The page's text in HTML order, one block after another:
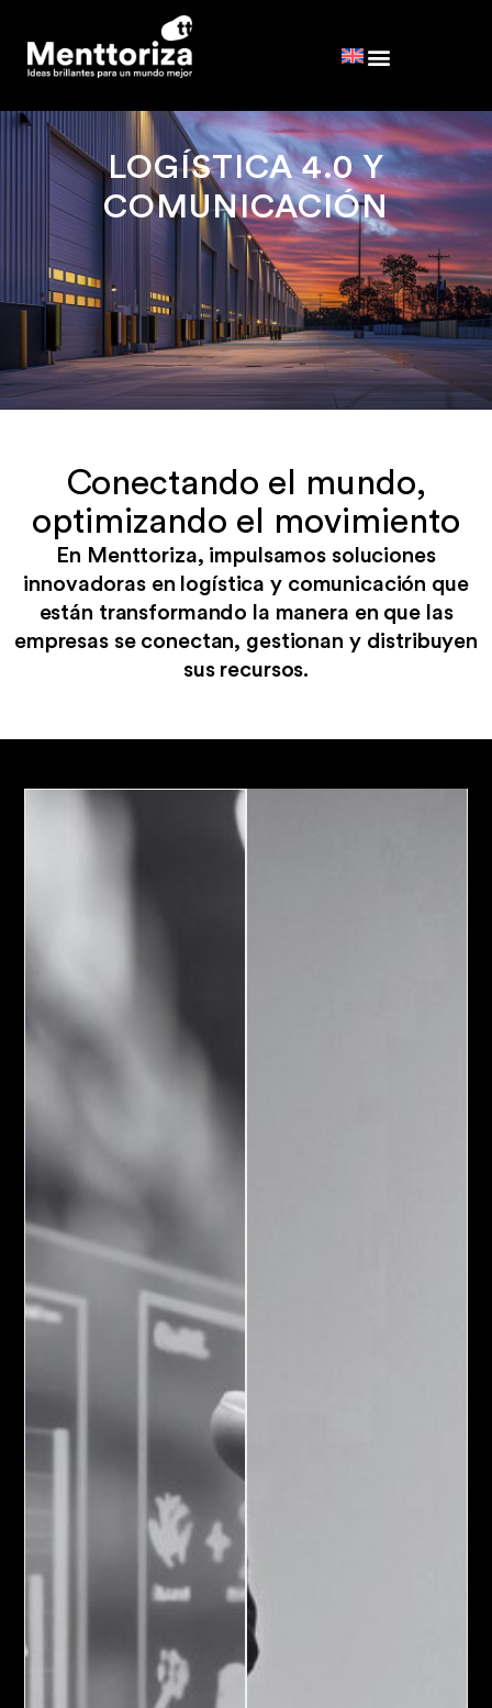
LOGÍSTICA 4.0 Y
COMUNICACIÓN
Conectando el mundo,
optimizando el movimiento
En Menttoriza, impulsamos soluciones
innovadoras en logística y comunicación que
están transformando la manera en que las
empresas se conectan, gestionan y distribuyen
sus recursos.